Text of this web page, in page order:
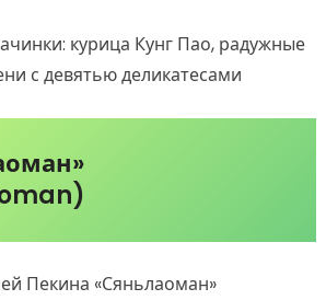
курица Кунг Пао, радужные
с девятью деликатесами
Пекина «Сяньлаоман»